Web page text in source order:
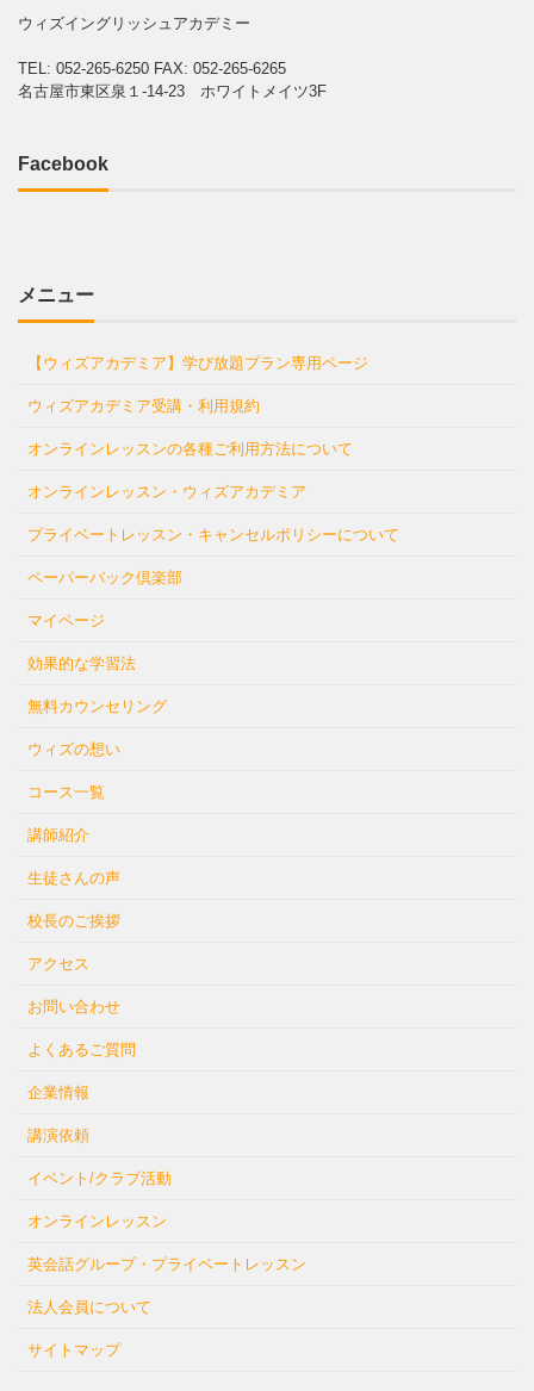
ウィズイングリッシュアカデミー
TEL: 052-265-6250 FAX: 052-265-6265
名古屋市東区泉１-14-23 ホワイトメイツ3F
Facebook
メニュー
【ウィズアカデミア】学び放題プラン専用ページ
ウィズアカデミア受講・利用規約
オンラインレッスンの各種ご利用方法について
オンラインレッスン・ウィズアカデミア
プライベートレッスン・キャンセルポリシーについて
ペーパーバック倶楽部
マイページ
効果的な学習法
無料カウンセリング
ウィズの想い
コース一覧
講師紹介
生徒さんの声
校長のご挨拶
アクセス
お問い合わせ
よくあるご質問
企業情報
講演依頼
イベント/クラブ活動
オンラインレッスン
英会話グループ・プライベートレッスン
法人会員について
サイトマップ